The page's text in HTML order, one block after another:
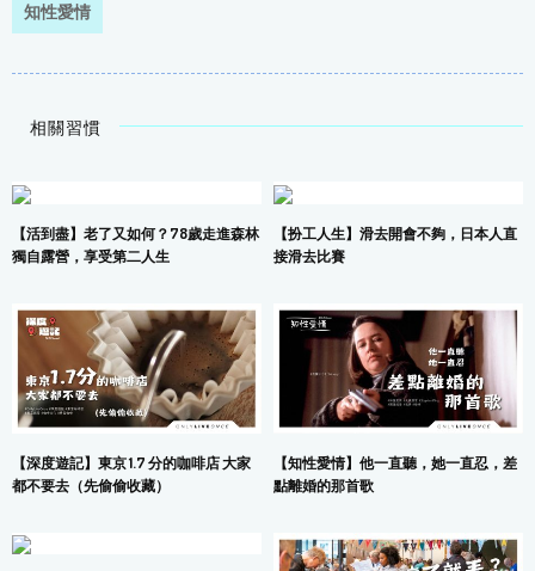
知性愛情
相關習慣
【活到盡】老了又如何？78歲走進森林
獨自露營，享受第二人生
【扮工人生】滑去開會不夠，日本人直
接滑去比賽
【深度遊記】東京 1.7 分的咖啡店 大家
都不要去（先偷偷收藏）
【知性愛情】他一直聽，她一直忍，差
點離婚的那首歌